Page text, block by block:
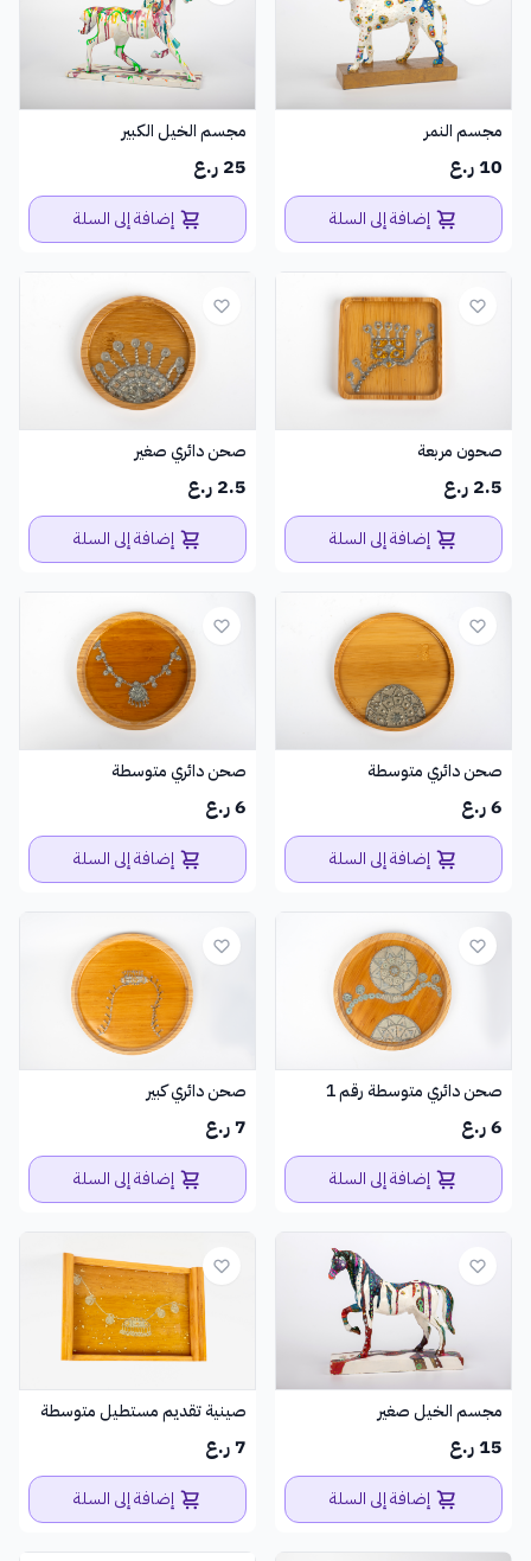
مجسم النمر
10 ر.ع
إضافة إلى السلة
مجسم الخيل الكبير
25 ر.ع
إضافة إلى السلة
صحون مربعة
2.5 ر.ع
إضافة إلى السلة
صحن دائري صغير
2.5 ر.ع
إضافة إلى السلة
صحن دائري متوسطة
6 ر.ع
إضافة إلى السلة
صحن دائري متوسطة
6 ر.ع
إضافة إلى السلة
صحن دائري متوسطة رقم 1
6 ر.ع
إضافة إلى السلة
صحن دائري كبير
7 ر.ع
إضافة إلى السلة
مجسم الخيل صغير
15 ر.ع
إضافة إلى السلة
صينية تقديم مستطيل متوسطة
7 ر.ع
إضافة إلى السلة